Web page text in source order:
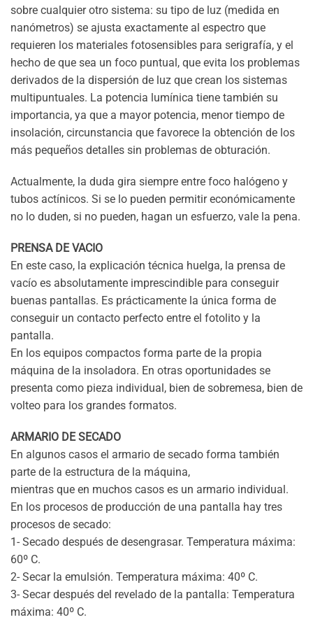
sobre cualquier otro sistema: su tipo de luz (medida en
nanómetros) se ajusta exactamente al espectro que
requieren los materiales fotosensibles para serigrafía, y el
hecho de que sea un foco puntual, que evita los problemas
derivados de la dispersión de luz que crean los sistemas
multipuntuales. La potencia lumínica tiene también su
importancia, ya que a mayor potencia, menor tiempo de
insolación, circunstancia que favorece la obtención de los
más pequeños detalles sin problemas de obturación.
Actualmente, la duda gira siempre entre foco halógeno y
tubos actínicos. Si se lo pueden permitir económicamente
no lo duden, si no pueden, hagan un esfuerzo, vale la pena.
PRENSA DE VACIO
En este caso, la explicación técnica huelga, la prensa de
vacío es absolutamente imprescindible para conseguir
buenas pantallas. Es prácticamente la única forma de
conseguir un contacto perfecto entre el fotolito y la
pantalla.
En los equipos compactos forma parte de la propia
máquina de la insoladora. En otras oportunidades se
presenta como pieza individual, bien de sobremesa, bien de
volteo para los grandes formatos.
ARMARIO DE SECADO
En algunos casos el armario de secado forma también
parte de la estructura de la máquina,
mientras que en muchos casos es un armario individual.
En los procesos de producción de una pantalla hay tres
procesos de secado:
1- Secado después de desengrasar. Temperatura máxima:
60º C.
2- Secar la emulsión. Temperatura máxima: 40º C.
3- Secar después del revelado de la pantalla: Temperatura
máxima: 40º C.